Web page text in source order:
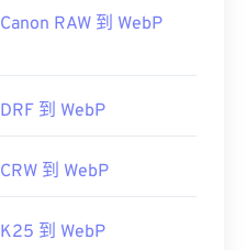
Canon RAW 到 WebP
DRF 到 WebP
CRW 到 WebP
K25 到 WebP